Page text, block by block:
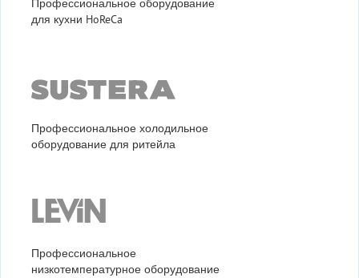
Профессиональное оборудование
для кухни HoReCa
Профессиональное холодильное
оборудование для ритейла
Профессиональное
низкотемпературное оборудование